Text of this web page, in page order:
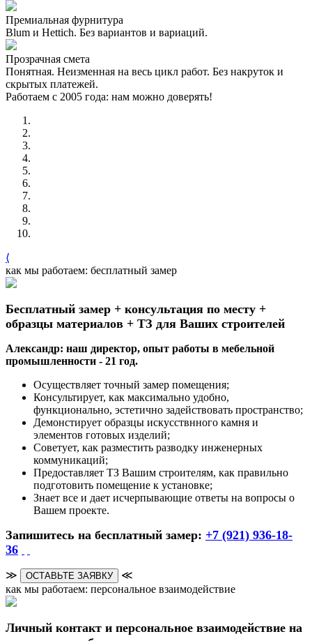
Премиальная фурнитура
Blum и Hettich. Без вариантов и вариаций.
Прозрачная смета
Понятная. Неизменная на весь цикл работ. Без накруток и
скрытых платежей.
Работаем с 2005 года: нам можно доверять!
⟨
как мы работаем: бесплатный замер
Бесплатный замер + консультация по месту +
образцы материалов + ТЗ для Ваших строителей
Александр: наш директор, опыт работы в мебельной
промышленности - 21 год.
Осуществляет точный замер помещения;
Консультирует, как максимально удобно,
функционально, эстетично задействовать пространство;
Демонстирует образцы искусствнного камня и
элементов готовых изделий;
Советует, как разместить разводку инженерных
коммуникаций;
Предоставляет ТЗ Вашим строителям, как правильно
подготовить помещение к установке;
Знает все и дает исчерпывающие ответы на вопросы о
Вашем проекте.
Запишитесь на бесплатный замер: +7 (921) 936-18-
36
≫ ОСТАВЬТЕ ЗАЯВКУ
≪
как мы работаем: персональное взаимодействие
Личный контакт и персональное взаимодействие на